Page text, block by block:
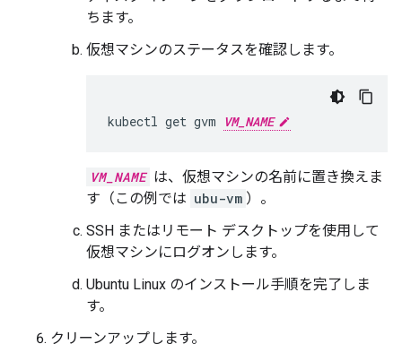
ちます。
仮想マシンのステータスを確認します。
kubectl get gvm VM_NAME
VM_NAME は、仮想マシンの名前に置き換えま
す（この例では ubu-vm ）。
SSH またはリモート デスクトップを使用して
仮想マシンにログオンします。
Ubuntu Linux のインストール手順を完了しま
す。
クリーンアップします。